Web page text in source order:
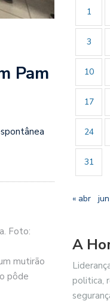
Pam
Foto:
mutirão
pôde
1
3
10
17
24
31
« abr
A
politica,